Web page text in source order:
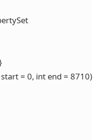
= 0, int end = 8710)